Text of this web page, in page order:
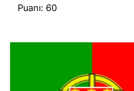
Puanı: 60